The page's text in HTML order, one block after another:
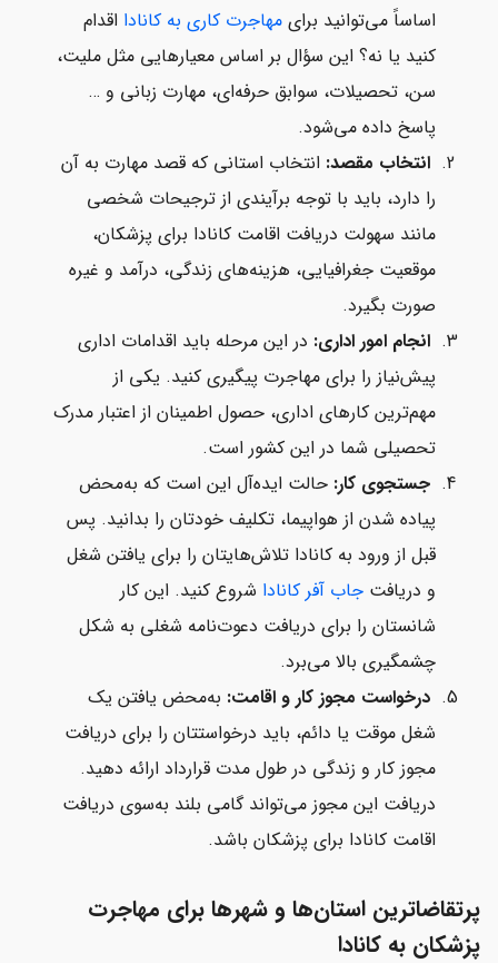
اساساً می‌توانید برای مهاجرت کاری به کانادا اقدام
کنید یا نه؟ این سؤال بر اساس معیارهایی مثل ملیت،
سن، تحصیلات، سوابق حرفه‌ای، مهارت زبانی و …
پاسخ داده می‌شود.
انتخاب مقصد: انتخاب استانی که قصد مهارت به آن
را دارد، باید با توجه برآیندی از ترجیحات شخصی
مانند سهولت دریافت اقامت کانادا برای پزشکان،
موقعیت جغرافیایی، هزینه‌های زندگی، درآمد و غیره
صورت بگیرد.
انجام امور اداری: در این مرحله باید اقدامات اداری
پیش‌نیاز را برای مهاجرت پیگیری کنید. یکی از
مهم‌ترین کارهای اداری، حصول اطمینان از اعتبار مدرک
تحصیلی شما در این کشور است.
جستجوی کار: حالت ایده‌آل این است که به‌محض
پیاده شدن از هواپیما، تکلیف خودتان را بدانید. پس
قبل از ورود به کانادا تلاش‌هایتان را برای یافتن شغل
و دریافت جاب آفر کانادا شروع کنید. این کار
شانستان را برای دریافت دعوت‌نامه شغلی به شکل
چشمگیری بالا می‌برد.
درخواست مجوز کار و اقامت: به‌محض یافتن یک
شغل موقت یا دائم، باید درخواستتان را برای دریافت
مجوز کار و زندگی در طول مدت قرارداد ارائه دهید.
دریافت این مجوز می‌تواند گامی بلند به‌سوی دریافت
اقامت کانادا برای پزشکان باشد.
پرتقاضاترین استان‌ها و شهرها برای مهاجرت
پزشکان به کانادا